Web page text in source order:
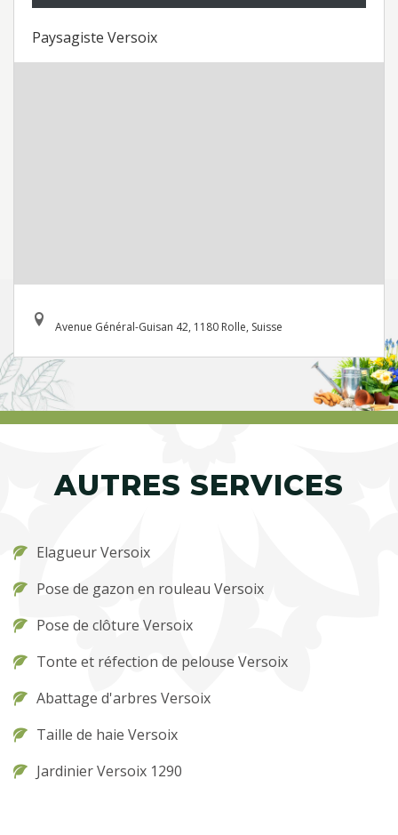
Paysagiste Versoix
Avenue Général-Guisan 42, 1180 Rolle, Suisse
AUTRES SERVICES
Elagueur Versoix
Pose de gazon en rouleau Versoix
Pose de clôture Versoix
Tonte et réfection de pelouse Versoix
Abattage d'arbres Versoix
Taille de haie Versoix
Jardinier Versoix 1290